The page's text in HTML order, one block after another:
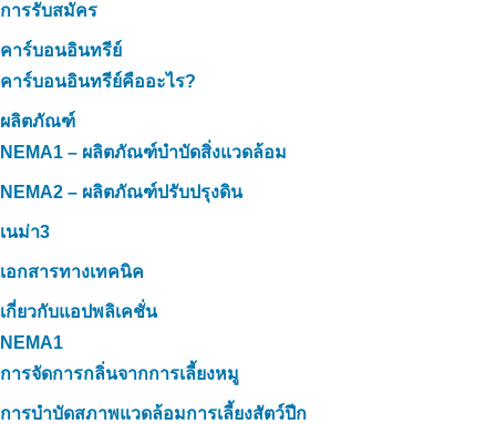
การรับสมัคร
คาร์บอนอินทรีย์
คาร์บอนอินทรีย์คืออะไร?
ผลิตภัณฑ์
NEMA1 – ผลิตภัณฑ์บำบัดสิ่งแวดล้อม
NEMA2 – ผลิตภัณฑ์ปรับปรุงดิน
เนม่า3
เอกสารทางเทคนิค
เกี่ยวกับแอปพลิเคชั่น
NEMA1
การจัดการกลิ่นจากการเลี้ยงหมู
การบำบัดสภาพแวดล้อมการเลี้ยงสัตว์ปีก